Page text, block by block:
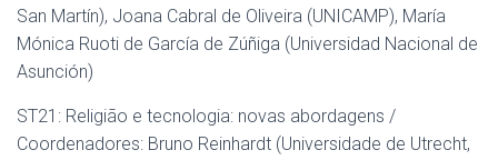
San Martín), Joana Cabral de Oliveira (UNICAMP), María
Mónica Ruoti de García de Zúñiga (Universidad Nacional de
Asunción)
ST21: Religião e tecnologia: novas abordagens /
Coordenadores: Bruno Reinhardt (Universidade de Utrecht,